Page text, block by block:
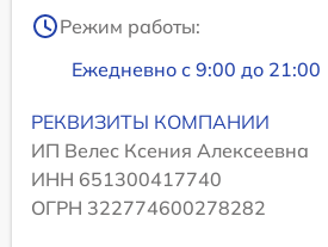
Режим работы:
Ежедневно с 9:00 до 21:00
РЕКВИЗИТЫ КОМПАНИИ
ИП Велес Ксения Алексеевна
ИНН 651300417740
ОГРН 322774600278282